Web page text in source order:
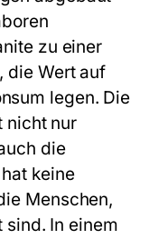
zu einer
die Wert auf
legen. Die
nicht nur
die
keine
Menschen,
In einem